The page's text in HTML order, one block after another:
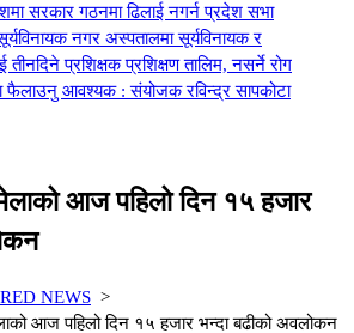
सरकार गठनमा ढिलाई नगर्न प्रदेश सभा
नगर अस्पतालमा सूर्यविनायक र
तीनदिने प्रशिक्षक प्रशिक्षण तालिम, नसर्ने रोग
फैलाउनु आवश्यक : संयोजक रविन्द्र सापकोटा
आज पहिलो दिन १५ हजार
NEWS >
आज पहिलो दिन १५ हजार भन्दा बढीको अवलोकन